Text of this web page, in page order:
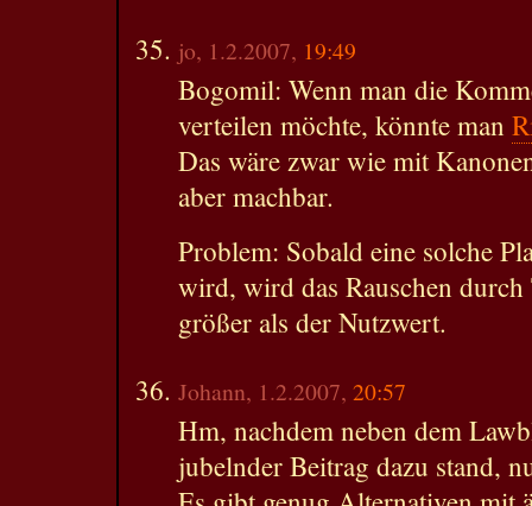
jo, 1.2.2007, 19:49
Bogomil: Wenn man die
verteilen möchte, könnte man
Das wäre zwar wie mit
aber machbar.
Problem: Sobald eine solche
wird, wird das Rauschen
größer als der Nutzwert.
Johann, 1.2.2007, 20:57
Hm, nachdem neben dem
jubelnder Beitrag dazu stand,